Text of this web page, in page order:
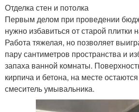
Отделка стен и потолка
Первым делом при проведении
нужно избавиться от старой плитки
Работа тяжелая, но позволяет
пару сантиметров пространства и
запаха ванной комнаты.
кирпича и бетона, на месте
смеситель умывальника.